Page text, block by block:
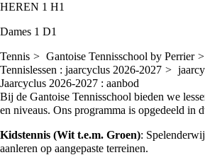
HEREN 1 H1
Dames 1 D1
Tennis
Gantoise Tennisschool by Perrier
Tennislessen : jaarcyclus 2026-2027
Jaarcyclus 2026-2027 : aanbod
Bij de Gantoise Tennisschool bieden we
en niveaus. Ons programma is opgedeeld in
Kidstennis (Wit t.e.m. Groen):
aanleren op aangepaste terreinen.